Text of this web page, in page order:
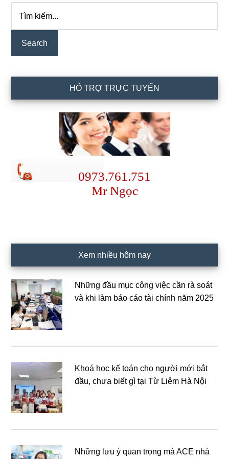
Primary
Sidebar
kiếm...
HỖ TRỢ TRỰC TUYẾN
0973.761.751
Mr Ngọc
Xem nhiều hôm nay
Những đầu mục công việc cần rà soát
và khi làm báo cáo tài chính năm 2025
Khoá học kế toán cho người mới bắt
đầu, chưa biết gì tại Từ Liêm Hà Nội
Những lưu ý quan trọng mà ACE nhà